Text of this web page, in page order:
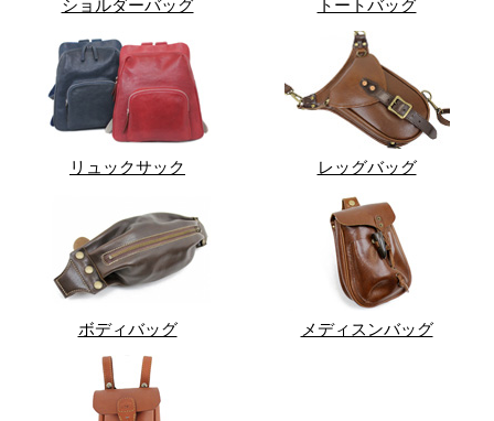
ショルダーバッグ トートバッグ
リュックサック レッグバッグ
ボディバッグ メディスンバッグ